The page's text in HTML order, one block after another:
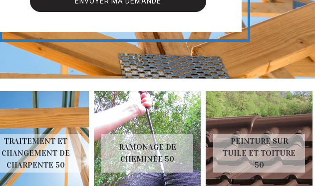
TRAITEMENT ET
CHANGEMENT DE
CHARPENTE 50
RAMONAGE DE
CHEMINÉE 50
PEINTURE SUR
TUILE ET TOITURE
50